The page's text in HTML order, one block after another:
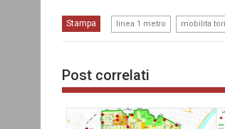
Stampa linea 1 metro mobilita
Post correlati